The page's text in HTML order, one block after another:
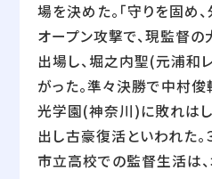
場を決めた。「守りを固め
オープン攻撃で、現監督
出場し、堀之内聖(元浦和
がった。準々決勝で中村
光学園(神奈川)に敗れはし
出し古豪復活といわれた
市立高校での監督生活は